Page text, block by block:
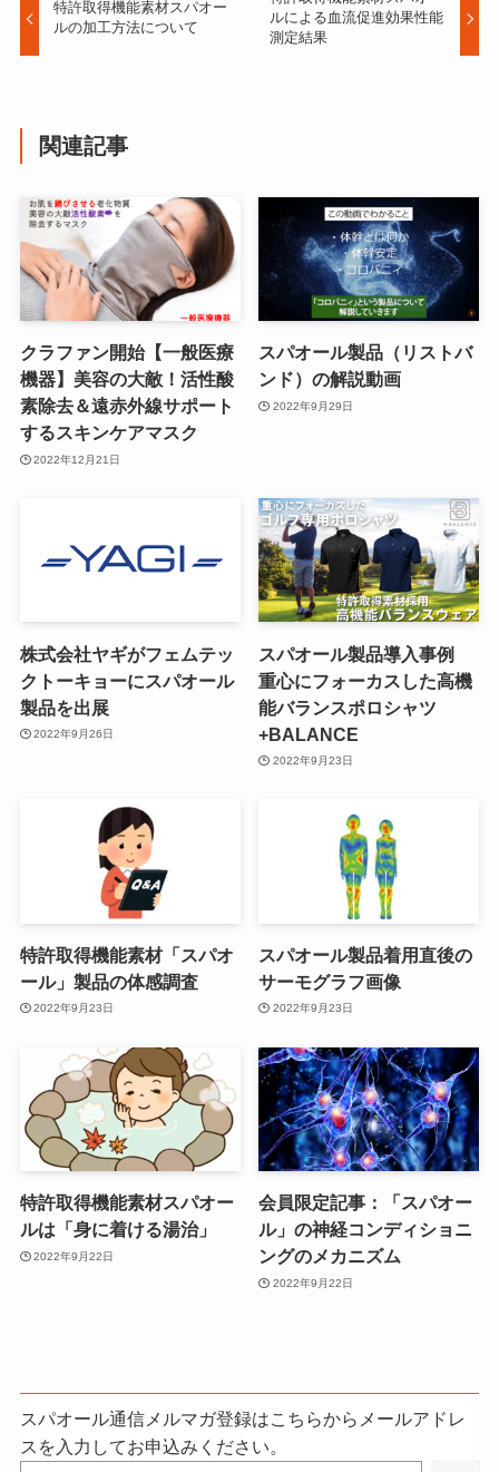
特許取得機能素材スパオー
ルの加工方法について
ルによる血流促進効果性能
測定結果
関連記事
クラファン開始【一般医療
機器】美容の大敵！活性酸
素除去＆遠赤外線サポート
するスキンケアマスク
2022年12月21日
スパオール製品（リストバ
ンド）の解説動画
2022年9月29日
株式会社ヤギがフェムテッ
クトーキョーにスパオール
製品を出展
2022年9月26日
スパオール製品導入事例
重心にフォーカスした高機
能バランスポロシャツ
+BALANCE
2022年9月23日
特許取得機能素材「スパオ
ール」製品の体感調査
2022年9月23日
スパオール製品着用直後の
サーモグラフ画像
2022年9月23日
特許取得機能素材スパオー
ルは「身に着ける湯治」
2022年9月22日
会員限定記事：「スパオー
ル」の神経コンディショニ
ングのメカニズム
2022年9月22日
スパオール通信メルマガ登録はこちらからメールアドレ
スを入力してお申込みください。